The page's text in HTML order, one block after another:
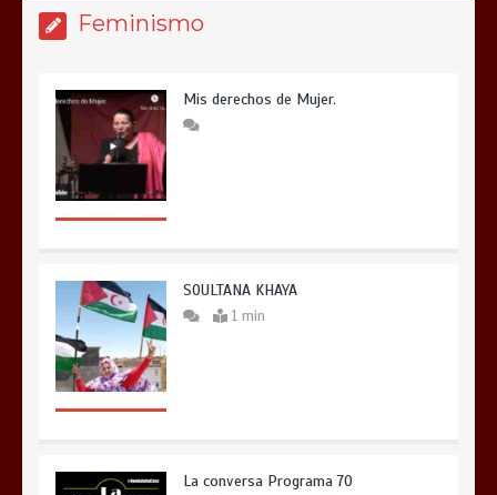
Feminismo
Mis derechos de Mujer.
SOULTANA KHAYA
1 min
La conversa Programa 70